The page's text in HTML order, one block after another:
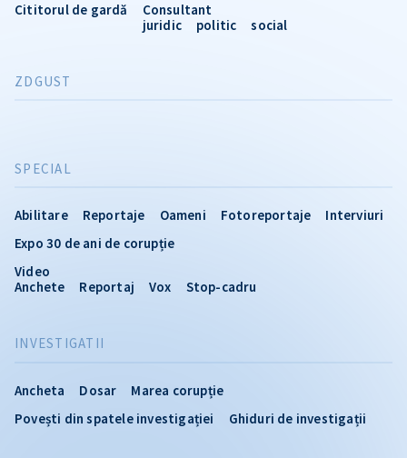
INVESTIGATII
Ancheta Dosar
Marea corupție
Povești din spatele investigației
Ghiduri de investigații
SPECIAL
Abilitare Reportaje Oameni Fotoreportaje
Interviuri
Expo 30 de ani de corupție
Video
Anchete
Reportaj Vox Stop-cadru
Cititorul de gardă
Consultant
juridic
politic social
ZDGUST